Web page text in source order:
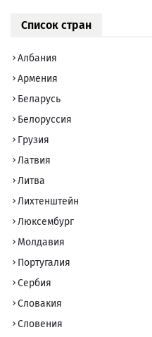
Список стран
Албания
Армения
Беларусь
Белоруссия
Грузия
Латвия
Литва
Лихтенштейн
Люксембург
Молдавия
Португалия
Сербия
Словакия
Словения